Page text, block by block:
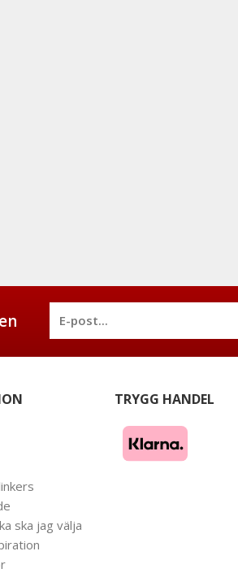
ska jag välja
TRYGG HANDEL